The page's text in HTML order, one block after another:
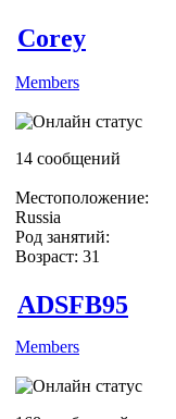
Corey
Members
14 сообщений
Местоположение:
Russia
Род занятий:
Возраст: 31
ADSFB95
Members